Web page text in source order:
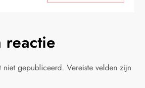
reactie
niet gepubliceerd. Vereiste velden zijn